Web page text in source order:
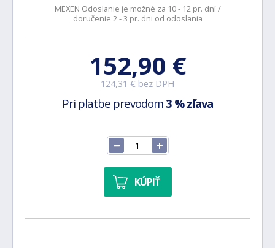
MEXEN Odoslanie je možné za 10 - 12 pr. dní /
doručenie 2 - 3 pr. dni od odoslania
152,90 €
124,31 € bez DPH
Pri platbe prevodom 3 % zľava
KÚPIŤ